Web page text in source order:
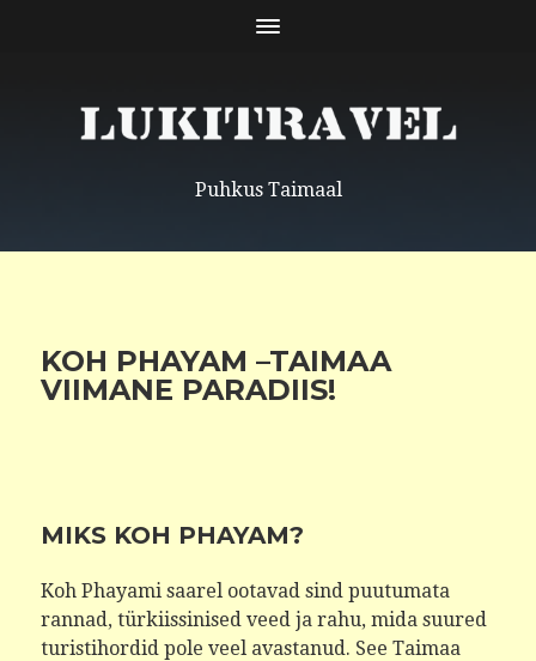
Puhkus Taimaal
KOH PHAYAM –TAIMAA
VIIMANE PARADIIS!
MIKS KOH PHAYAM?
Koh Phayami saarel ootavad sind puutumata
rannad, türkiissinised veed ja rahu, mida suured
turistihordid pole veel avastanud. See Taimaa